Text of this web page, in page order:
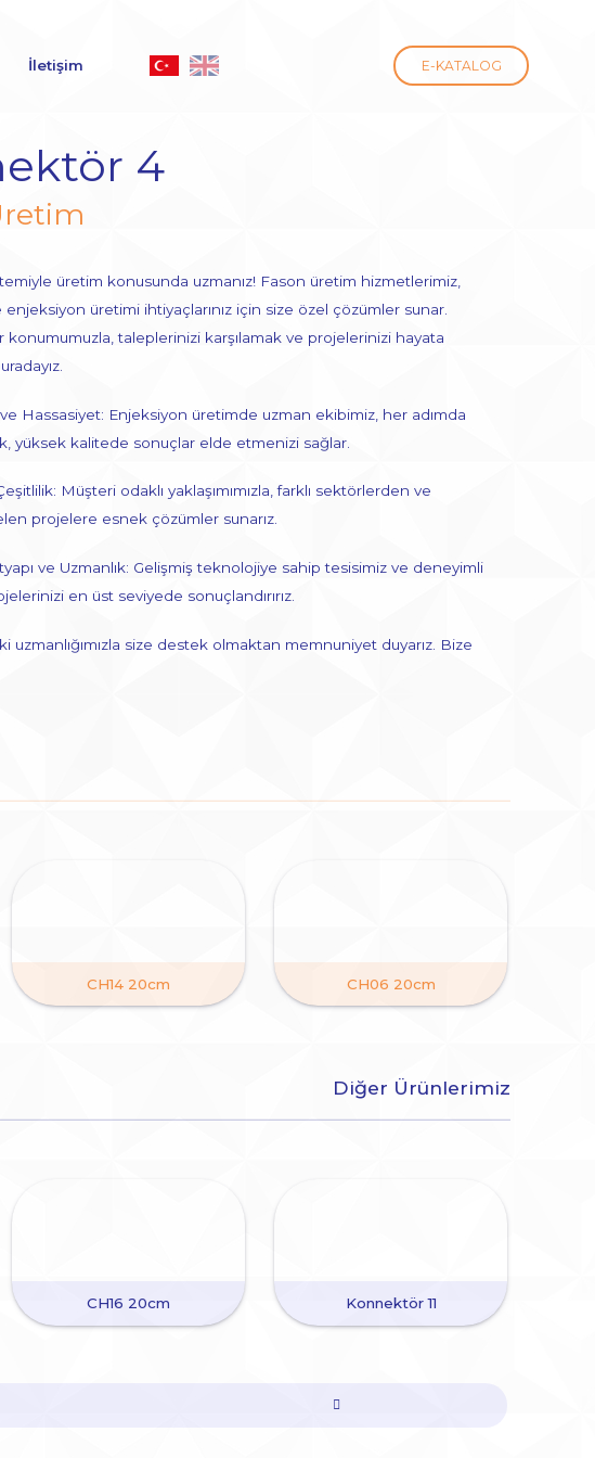
İletişim E-KATALOG
4
üretim konusunda uzmanız! Fason üretim hizmetlerimiz,
üretimi ihtiyaçlarınız için size özel çözümler sunar.
taleplerinizi karşılamak ve projelerinizi hayata
Hassasiyet: Enjeksiyon üretimde uzman ekibimiz, her adımda
yüksek kalitede sonuçlar elde etmenizi sağlar.
Müşteri odaklı yaklaşımımızla, farklı sektörlerden ve
projelere esnek çözümler sunarız.
ve Uzmanlık: Gelişmiş teknolojiye sahip tesisimiz ve deneyimli
en üst seviyede sonuçlandırırız.
size destek olmaktan memnuniyet duyarız. Bize
CH14 20cm CH06 20cm
Diğer Ürünlerimiz
CH16 20cm Konnektör 11